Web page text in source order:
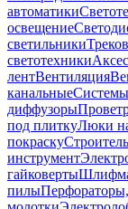
автоматики
освещение
светильники
светотехники
лентВентиляция
канальныеСистемы
диффузоры
под плиткуЛюки
покраску
инструмент
гайковерты
пилы